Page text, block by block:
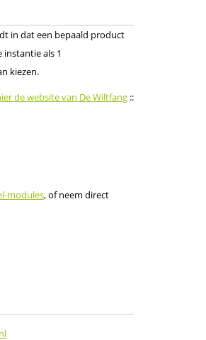
in dat een bepaald product
als 1
kiezen.
de website van De Wiltfang ::
modules, of neem direct